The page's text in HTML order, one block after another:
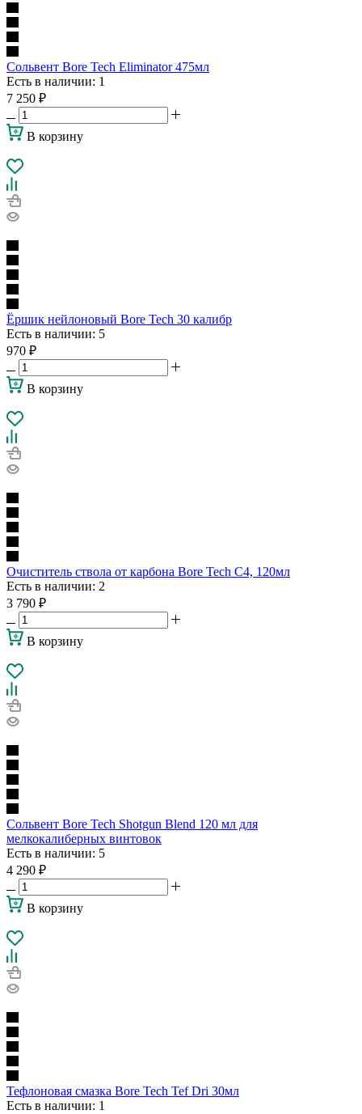
Сольвент Bore Tech Eliminator 475мл
Есть в наличии: 1
7 250 ₽
В корзину
Ёршик нейлоновый Bore Tech 30 калибр
Есть в наличии: 5
970 ₽
В корзину
Очиститель ствола от карбона Bore Tech С4, 120мл
Есть в наличии: 2
3 790 ₽
В корзину
Сольвент Bore Tech Shotgun Blend 120 мл для
мелкокалиберных винтовок
Есть в наличии: 5
4 290 ₽
В корзину
Тефлоновая смазка Bore Tech Tef Dri 30мл
Есть в наличии: 1